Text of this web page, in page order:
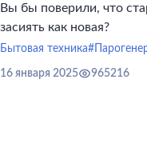
Вы бы поверили, что
засиять как новая?
Бытовая техника
16 января 2025 965216